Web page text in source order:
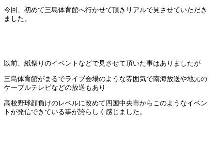
今回、初めて三島体育館へ行かせて頂きリアルで見させていただき
ました。
以前、紙祭りのイベントなどで見させて頂いた事はありましたが
三島体育館がまるでライブ会場のような雰囲気で南海放送や地元の
ケーブルテレビなどの放送もあり
高校野球顔負けのレベルに改めて四国中央市からこのようなイベン
トが発信できている事が誇らしく感じました。